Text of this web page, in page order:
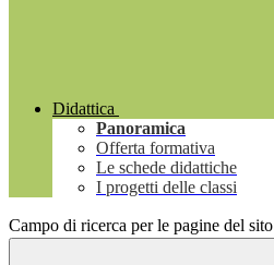
Didattica
Panoramica
Offerta formativa
Le schede didattiche
I progetti delle classi
Campo di ricerca per le pagine del sito